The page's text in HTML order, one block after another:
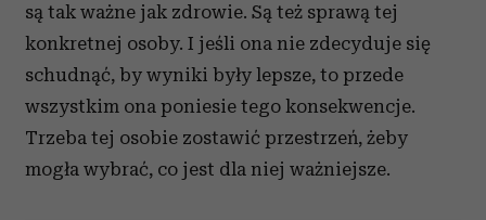
są tak ważne jak zdrowie. Są też sprawą tej
konkretnej osoby. I jeśli ona nie zdecyduje się
schudnąć, by wyniki były lepsze, to przede
wszystkim ona poniesie tego konsekwencje.
Trzeba tej osobie zostawić przestrzeń, żeby
mogła wybrać, co jest dla niej ważniejsze.